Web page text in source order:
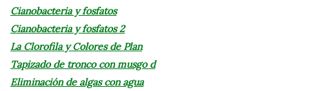
Cianobacteria y fosfatos
Cianobacteria y fosfatos 2
La Clorofila y Colores de Plan
Tapizado de tronco con musgo d
Eliminación de algas con agua